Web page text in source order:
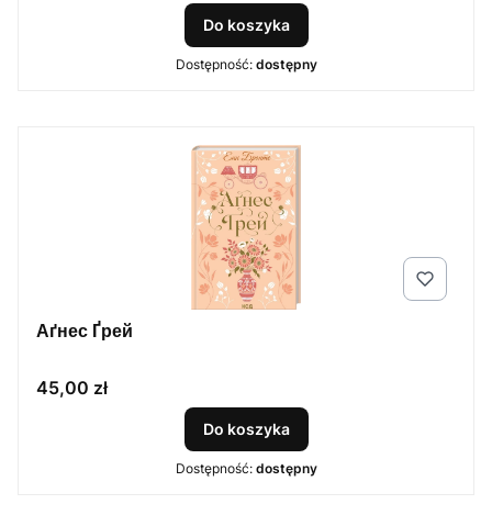
Do koszyka
Dostępność: dostępny
Аґнес Ґрей
Cena
45,00 zł
Do koszyka
Dostępność: dostępny